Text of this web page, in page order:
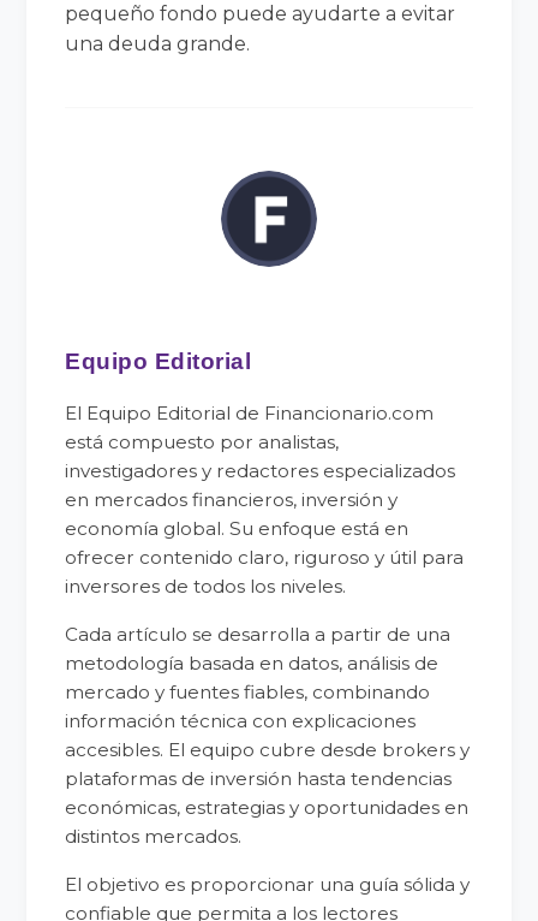
pequeño fondo puede ayudarte a evitar
una deuda grande.
Equipo Editorial
El Equipo Editorial de Financionario.com
está compuesto por analistas,
investigadores y redactores especializados
en mercados financieros, inversión y
economía global. Su enfoque está en
ofrecer contenido claro, riguroso y útil para
inversores de todos los niveles.
Cada artículo se desarrolla a partir de una
metodología basada en datos, análisis de
mercado y fuentes fiables, combinando
información técnica con explicaciones
accesibles. El equipo cubre desde brokers y
plataformas de inversión hasta tendencias
económicas, estrategias y oportunidades en
distintos mercados.
El objetivo es proporcionar una guía sólida y
confiable que permita a los lectores